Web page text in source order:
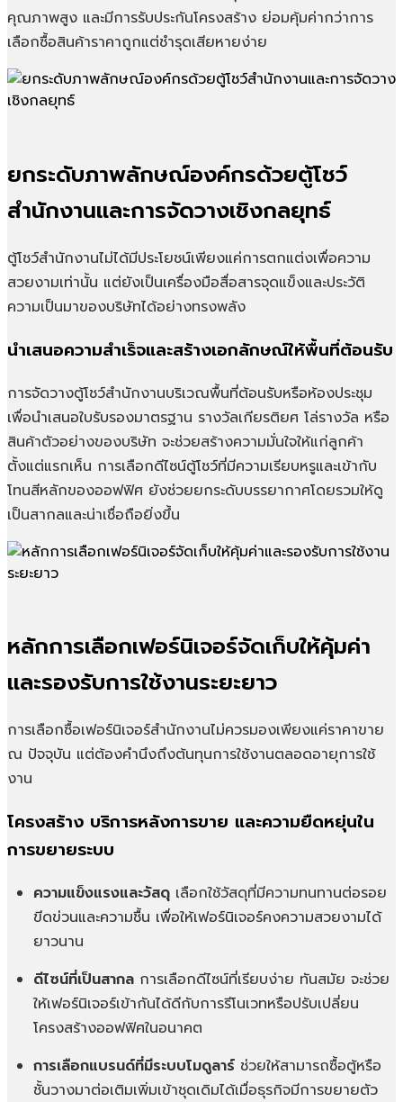
คุณภาพสูง และมีการรับประกันโครงสร้าง ย่อมคุ้มค่ากว่าการ
เลือกซื้อสินค้าราคาถูกแต่ชำรุดเสียหายง่าย
ยกระดับภาพลักษณ์องค์กรด้วยตู้โชว์
สำนักงานและการจัดวางเชิงกลยุทธ์
ตู้โชว์สำนักงานไม่ได้มีประโยชน์เพียงแค่การตกแต่งเพื่อความ
สวยงามเท่านั้น แต่ยังเป็นเครื่องมือสื่อสารจุดแข็งและประวัติ
ความเป็นมาของบริษัทได้อย่างทรงพลัง
นำเสนอความสำเร็จและสร้างเอกลักษณ์ให้พื้นที่ต้อนรับ
การจัดวางตู้โชว์สำนักงานบริเวณพื้นที่ต้อนรับหรือห้องประชุม
เพื่อนำเสนอใบรับรองมาตรฐาน รางวัลเกียรติยศ โล่รางวัล หรือ
สินค้าตัวอย่างของบริษัท จะช่วยสร้างความมั่นใจให้แก่ลูกค้า
ตั้งแต่แรกเห็น การเลือกดีไซน์ตู้โชว์ที่มีความเรียบหรูและเข้ากับ
โทนสีหลักของออฟฟิศ ยังช่วยยกระดับบรรยากาศโดยรวมให้ดู
เป็นสากลและน่าเชื่อถือยิ่งขึ้น
หลักการเลือกเฟอร์นิเจอร์จัดเก็บให้คุ้มค่า
และรองรับการใช้งานระยะยาว
การเลือกซื้อเฟอร์นิเจอร์สำนักงานไม่ควรมองเพียงแค่ราคาขาย
ณ ปัจจุบัน แต่ต้องคำนึงถึงต้นทุนการใช้งานตลอดอายุการใช้
งาน
โครงสร้าง บริการหลังการขาย และความยืดหยุ่นใน
การขยายระบบ
ความแข็งแรงและวัสดุเลือกใช้วัสดุที่มีความทนทานต่อรอย
ขีดข่วนและความชื้น เพื่อให้เฟอร์นิเจอร์คงความสวยงามได้
ยาวนาน
ดีไซน์ที่เป็นสากลการเลือกดีไซน์ที่เรียบง่าย ทันสมัย จะช่วย
ให้เฟอร์นิเจอร์เข้ากันได้ดีกับการรีโนเวทหรือปรับเปลี่ยน
โครงสร้างออฟฟิศในอนาคต
การเลือกแบรนด์ที่มีระบบโมดูลาร์ช่วยให้สามารถซื้อตู้หรือ
ชั้นวางมาต่อเติมเพิ่มเข้าชุดเดิมได้เมื่อธุรกิจมีการขยายตัว